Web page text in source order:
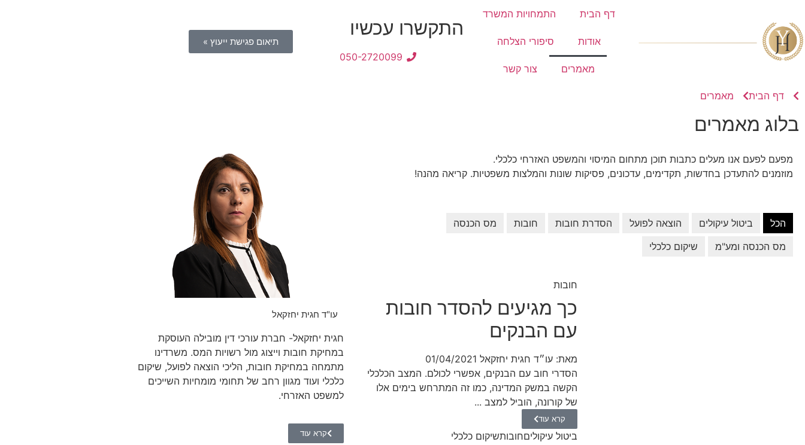
דף הבית התמחויות המשרד
אודות סיפורי הצלחה
מאמרים צור קשר
התקשרו עכשיו
050-2720099
תיאום פגישת ייעוץ »
דף הבית מאמרים
בלוג מאמרים
מפעם לפעם אנו מעלים כתבות תוכן מתחום המיסוי והמשפט האזרחי כלכלי.
מוזמנים להתעדכן בחדשות, תקדימים, עדכונים, פסיקות שונות והמלצות משפטיות. קריאה מהנה!
הכל ביטול עיקולים הוצאה לפועל הסדרת חובות חובות
מס הכנסה
מס הכנסה ומע"מ
שיקום כלכלי
חובות
כך מגיעים להסדר חובות
עם הבנקים
מאת: עו״ד חגית יחזקאל 01/04/2021
הסדרי חוב עם הבנקים, אפשרי לכולם. המצב הכלכלי
הקשה במשק המדינה, כמו זה המתרחש בימים אלו
של קורונה, הוביל למצב ...
קרא עוד
ביטול עיקוליםחובותשיקום כלכלי
עו"ד חגית יחזקאל
חגית יחזקאל- חברת עורכי דין מובילה העוסקת
במחיקת חובות וייצוג מול רשויות המס. משרדינו
מתמחה במחיקת חובות, הליכי הוצאה לפועל, שיקום
כלכלי ועוד מגוון רחב של תחומי מומחיות השייכים
למשפט האזרחי.
קרא עוד